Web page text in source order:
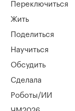
Переключиться
Жить
Поделиться
Научиться
Обсудить
Сделала
Роботы/ИИ